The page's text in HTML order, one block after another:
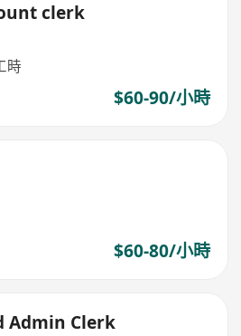
clerk
時
$60-90/小時
$60-80/小時
Admin Clerk